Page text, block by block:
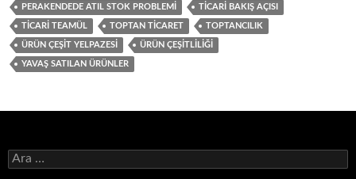
PERAKENDEDE ATIL STOK PROBLEMI TICARI BAKIŞ AÇISI
TICARI TEAMÜL TOPTAN TICARET TOPTANCILIK
ÜRÜN ÇEŞIT YELPAZESI ÜRÜN ÇEŞITLILIĞI
YAVAŞ SATILAN ÜRÜNLER
A
r